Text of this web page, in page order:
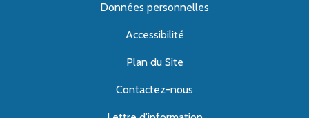
Données personnelles
Accessibilité
Plan du Site
Contactez-nous